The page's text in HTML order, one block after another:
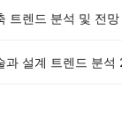
트렌드 분석 및 전망
과 설계 트렌드 분석